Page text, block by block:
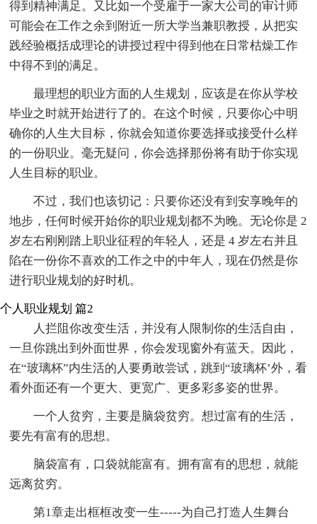
得到精神满足。又比如一个受雇于一家大公司的审计师
可能会在工作之余到附近一所大学当兼职教授，从把实
践经验概括成理论的讲授过程中得到他在日常枯燥工作
中得不到的满足。
最理想的职业方面的人生规划，应该是在你从学校
毕业之时就开始进行了的。在这个时候，只要你心中明
确你的人生大目标，你就会知道你要选择或接受什么样
的一份职业。毫无疑问，你会选择那份将有助于你实现
人生目标的职业。
不过，我们也该切记：只要你还没有到安享晚年的
地步，任何时候开始你的职业规划都不为晚。无论你是 2
岁左右刚刚踏上职业征程的年轻人，还是 4 岁左右并且
陷在一份你不喜欢的工作之中的中年人，现在仍然是你
进行职业规划的好时机。
个人职业规划 篇2
人拦阻你改变生活，并没有人限制你的生活自由，
一旦你跳出到外面世界，你会发现窗外有蓝天。因此，
在“玻璃杯”内生活的人要勇敢尝试，跳到“玻璃杯’外，看
看外面还有一个更大、更宽广、更多彩多姿的世界。
一个人贫穷，主要是脑袋贫穷。想过富有的生活，
要先有富有的思想。
脑袋富有，口袋就能富有。拥有富有的思想，就能
远离贫穷。
第1章走出框框改变一生-----为自己打造人生舞台